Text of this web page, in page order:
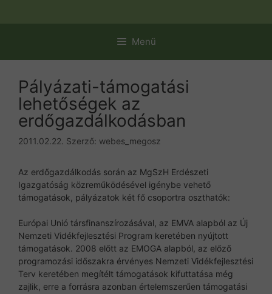
Menü
Pályázati-támogatási
lehetőségek az
erdőgazdálkodásban
2011.02.22. Szerző: webes_megosz
Az erdőgazdálkodás során az MgSzH Erdészeti
Igazgatóság közreműködésével igénybe vehető
támogatások, pályázatok két fő csoportra oszthatók:
Európai Unió társfinanszírozásával, az EMVA alapból az Új
Nemzeti Vidékfejlesztési Program keretében nyújtott
támogatások. 2008 előtt az EMOGA alapból, az előző
programozási időszakra érvényes Nemzeti Vidékfejlesztési
Terv keretében megítélt támogatások kifuttatása még
zajlik, erre a forrásra azonban értelemszerűen támogatási